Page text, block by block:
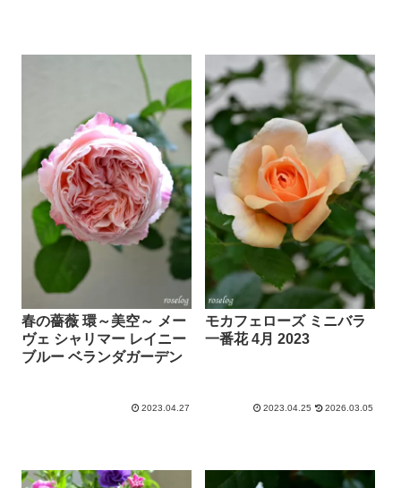
春の薔薇 環～美空～ メー
ヴェ シャリマー レイニー
ブルー ベランダガーデン
2023.04.27
モカフェローズ ミニバラ
一番花 4月 2023
2023.04.25 2026.03.05